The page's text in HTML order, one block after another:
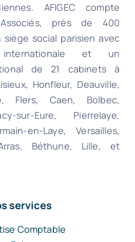
AFIGEC compte
près de 400
social parisien avec
et un
de 21 cabinets à
Honfleur, Deauville,
Flers, Caen, Bolbec,
sur-Eure, Pierrelaye,
en-Laye, Versailles,
Béthune, Lille, et
services
Comptable